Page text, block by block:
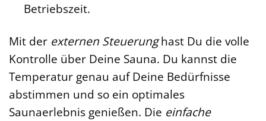
Betriebszeit.
Mit der externen Steuerunghast Du die volle
Kontrolle über Deine Sauna. Du kannst die
Temperatur genau auf Deine Bedürfnisse
abstimmen und so ein optimales
Saunaerlebnis genießen. Die einfache